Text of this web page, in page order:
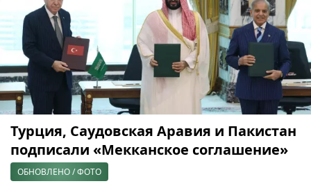
Турция, Саудовская Аравия и Пакистан
подписали «Мекканское соглашение»
ОБНОВЛЕНО / ФОТО